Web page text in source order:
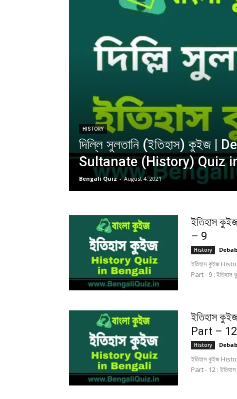
HISTORY
দিল্লি সুলতানি (ইতিহাস) কুইজ |
Sultanate (History) Quiz
Bengali Quiz - August 4, 2021
ইতিহাস
– 9
History
ইতিহাস কুইজ
Part - 9 :
ইতিহাস
Part – 12
History
ইতিহাস কুইজ
Part - 12 :